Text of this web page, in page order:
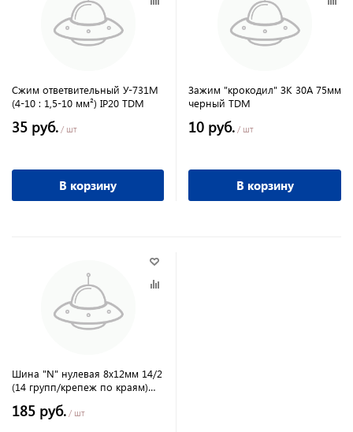
Сжим ответвительный У-731М
(4-10 : 1,5-10 мм²) IP20 TDM
35 руб. / шт
В корзину
Зажим "крокодил" ЗК 30А 75мм
черный TDM
10 руб. / шт
В корзину
Шина "N" нулевая 8x12мм 14/2
(14 групп/крепеж по краям)
185 руб. / шт